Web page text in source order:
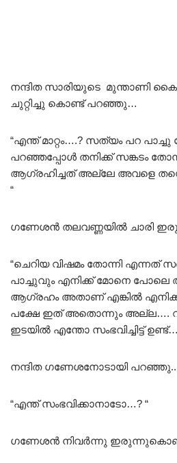
നന്ദിത സാരിയുടെ മുന്താണി
ചുറ്റിച്ചു കൊണ്ട് പറഞ്ഞു…
“എന്ത് മാറ്റം….? സത്യം പറ
പറഞ്ഞപ്പോൾ തനിക്ക് സങ്കടം
ആഗ്രഹിച്ചത് അല്ലേ അവളെ
“
ഗണേശൻ തലവണ്ണയിൽ ചാരി
“ചെറിയ വിഷമം തോന്നി
പാച്ചുവും എനിക്ക് മോനെ
ആഗ്രഹം അതാണ് എങ്കിൽ
പക്ഷേ ഇത് അതൊന്നും അല്ല….
ഇടയിൽ എന്തോ സംഭവിച്ചിട്ട്
നന്ദിത ഗണേശനോടായി പറഞ്ഞു..
“എന്ത് സംഭവിക്കാനാടോ…? “
ഗണേശൻ നിവർന്നു